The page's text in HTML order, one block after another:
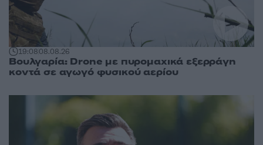
19:0808.08.26
Βουλγαρία: Drone με πυρομαχικά εξερράγη
κοντά σε αγωγό φυσικού αερίου